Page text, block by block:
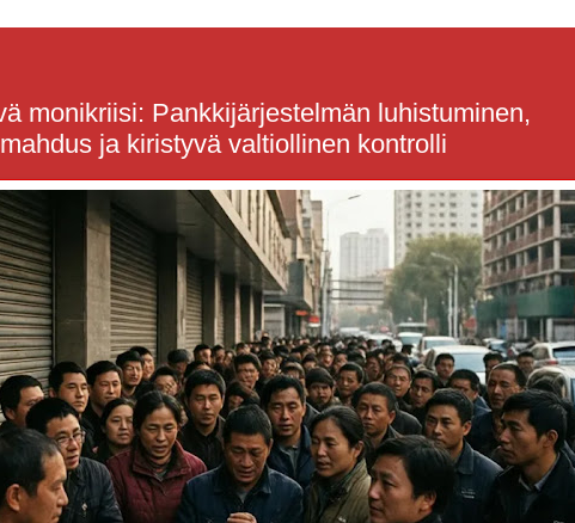
monikriisi: Pankkijärjestelmän luhistuminen,
ja kiristyvä valtiollinen kontrolli